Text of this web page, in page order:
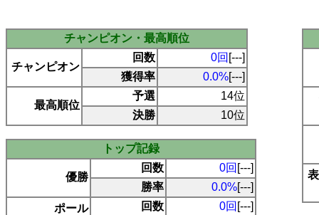
チャンピオン・最高順位
チャンピオン
回数 0回 [---]
獲得率
0.0%[---]
最高順位
予選
14位
決勝
10位
トップ記録
優勝
回数 0回 [---]
勝率
0.0%[---]
ポール
回数 0回 [---]